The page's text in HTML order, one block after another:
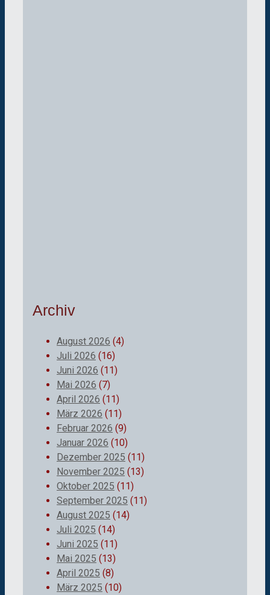
Archiv
August 2026 (4)
Juli 2026 (16)
Juni 2026 (11)
Mai 2026 (7)
April 2026 (11)
März 2026 (11)
Februar 2026 (9)
Januar 2026 (10)
Dezember 2025 (11)
November 2025 (13)
Oktober 2025 (11)
September 2025 (11)
August 2025 (14)
Juli 2025 (14)
Juni 2025 (11)
Mai 2025 (13)
April 2025 (8)
März 2025 (10)